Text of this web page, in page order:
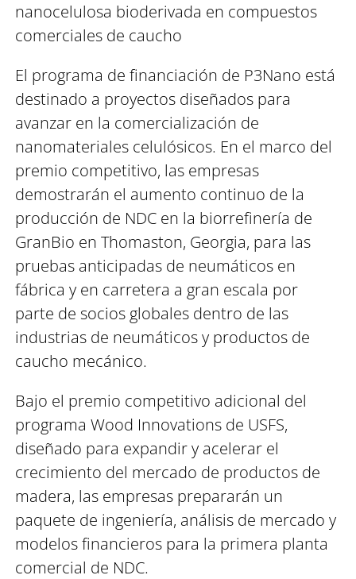
nanocelulosa bioderivada en compuestos
comerciales de caucho
El programa de financiación de P3Nano está
destinado a proyectos diseñados para
avanzar en la comercialización de
nanomateriales celulósicos. En el marco del
premio competitivo, las empresas
demostrarán el aumento continuo de la
producción de NDC en la biorrefinería de
GranBio en Thomaston, Georgia, para las
pruebas anticipadas de neumáticos en
fábrica y en carretera a gran escala por
parte de socios globales dentro de las
industrias de neumáticos y productos de
caucho mecánico.
Bajo el premio competitivo adicional del
programa Wood Innovations de USFS,
diseñado para expandir y acelerar el
crecimiento del mercado de productos de
madera, las empresas prepararán un
paquete de ingeniería, análisis de mercado y
modelos financieros para la primera planta
comercial de NDC.